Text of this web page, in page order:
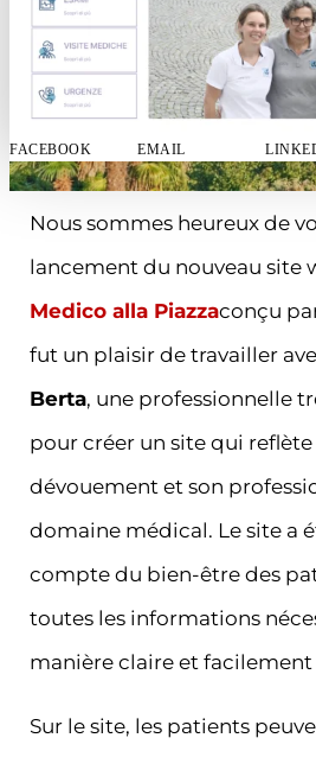
FACEBOOK EMAIL
Nous sommes heureux de
lancement du nouveau site
Medico alla Piazzaconçu
fut un plaisir de travailler
Berta, une professionnelle
pour créer un site qui
dévouement et son
domaine médical. Le site a
compte du bien-être des
toutes les informations
manière claire et facilement
Sur le site, les patients